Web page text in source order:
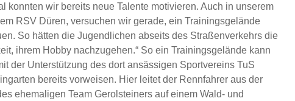
konnten wir bereits neue Talente motivieren. Auch in unserem
RSV Düren, versuchen wir gerade, ein Trainingsgelände
So hätten die Jugendlichen abseits des Straßenverkehrs die
ihrem Hobby nachzugehen.“ So ein Trainingsgelände kann
der Unterstützung des dort ansässigen Sportvereins TuS
bereits vorweisen. Hier leitet der Rennfahrer aus der
ehemaligen Team Gerolsteiners auf einem Wald- und